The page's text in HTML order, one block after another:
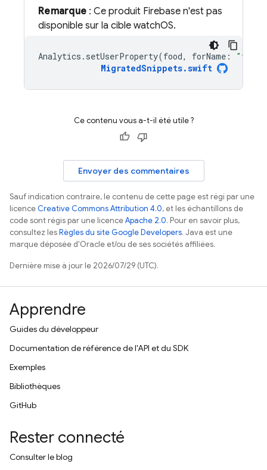
Remarque : Ce produit Firebase n'est pas
disponible sur la cible watchOS.
Analytics . setUserProperty(food, forName :
MigratedSnippets.swift
Ce contenu vous a-t-il été utile ?
Envoyer des commentaires
Sauf indication contraire, le contenu de cette page est régi par une
licenceCreative Commons Attribution 4.0, et les échantillons de
code sont régis par une licenceApache 2.0. Pour en savoir plus,
consultez lesRègles du site Google Developers. Java est une
marque déposée d'Oracle et/ou de ses sociétés affiliées.
Dernière mise à jour le 2026/07/29 (UTC).
Apprendre
Guides du développeur
Documentation de référence de l'API et du SDK
Exemples
Bibliothèques
GitHub
Rester connecté
Consulter le blog